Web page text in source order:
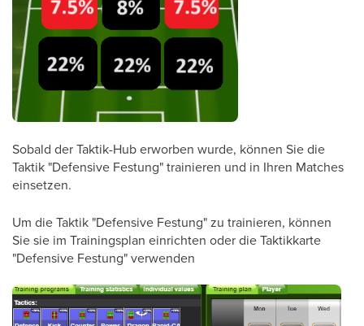
Sobald der Taktik-Hub erworben wurde, können Sie die
Taktik "Defensive Festung" trainieren und in Ihren Matches
einsetzen.
Um die Taktik "Defensive Festung" zu trainieren, können
Sie sie im Trainingsplan einrichten oder die Taktikkarte
"Defensive Festung" verwenden